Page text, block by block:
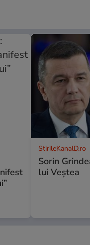
StirileKanalD.ro
Sorin
lui Veștea